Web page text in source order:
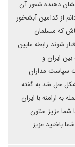
دهنده شعور آن
از کدامین آبشخور
که مسلمان
شوند رابطه مابین
ایران و
سیاست مداران
حل شد به گفته
به ارامنه با ایران
شما عزیز ستون
باختید عزیز